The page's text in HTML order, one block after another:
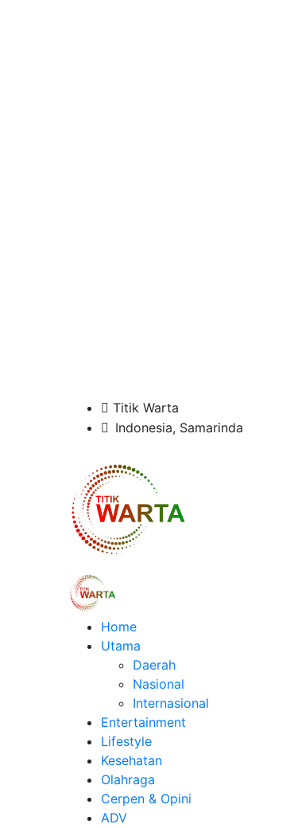
Titik Warta
Indonesia, Samarinda
Home
Utama
Daerah
Nasional
Internasional
Entertainment
Lifestyle
Kesehatan
Olahraga
Cerpen & Opini
ADV